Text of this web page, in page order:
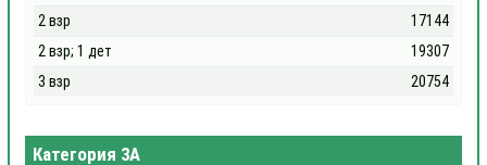
2 взр
17144
2 взр; 1 дет
19307
3 взр
20754
Категория 3А